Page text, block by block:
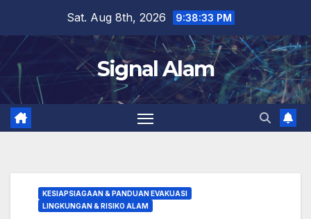
content
Sat. Aug 8th, 2026 9:38:34 PM
Signal Alam
KESIAPSIAGAAN & PANDUAN EVAKUASI
LINGKUNGAN & RISIKO ALAM